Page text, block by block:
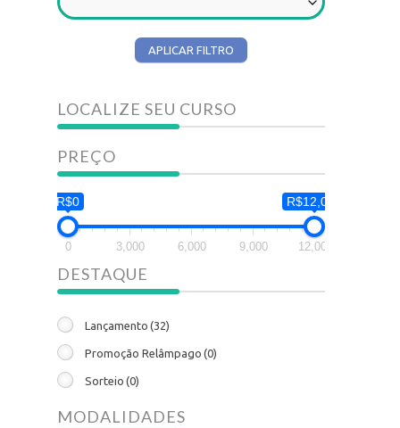
APLICAR FILTRO
LOCALIZE SEU CURSO
PREÇO
R$0 R$12,000
0 3,000 6,000 9,000 12,000
DESTAQUE
Lançamento (32)
Promoção Relâmpago (0)
Sorteio (0)
MODALIDADES